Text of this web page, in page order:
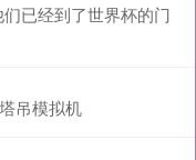
已经到了世界杯的门
吊模拟机